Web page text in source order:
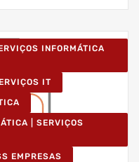
INFORMÁTICA
IT
| SERVIÇOS
EMPRESAS